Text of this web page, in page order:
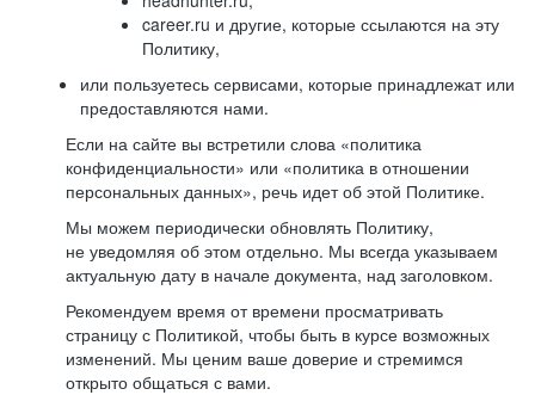
career.ru и другие, которые ссылаются на эту
Политику,
или пользуетесь сервисами, которые принадлежат или
предоставляются нами.
Если на сайте вы встретили слова «политика
конфиденциальности» или «политика в отношении
персональных данных», речь идет об этой Политике.
Мы можем периодически обновлять Политику,
не уведомляя об этом отдельно. Мы всегда указываем
актуальную дату в начале документа, над заголовком.
Рекомендуем время от времени просматривать
страницу с Политикой, чтобы быть в курсе возможных
изменений. Мы ценим ваше доверие и стремимся
открыто общаться с вами.